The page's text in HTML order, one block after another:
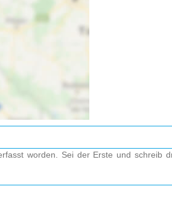
worden. Sei der Erste und schreib